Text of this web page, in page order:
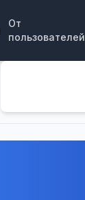
От
пользователей